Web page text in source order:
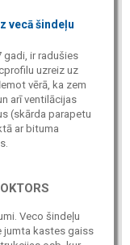
vecā šindeļu
gadi, ir radušies
uzreiz uz
vērā, ka zem
arī ventilācijas
(skārda parapetu
ar bituma
Veco šindeļu
jumta kastes gaiss